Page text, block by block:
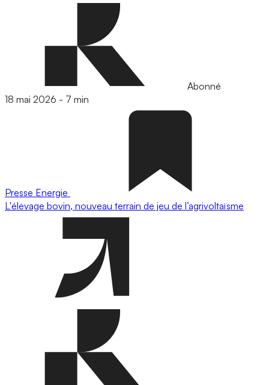
Abonné
18 mai 2026 - 7 min
Presse Energie
L'élevage bovin, nouveau terrain de jeu de l’agrivoltaïsme